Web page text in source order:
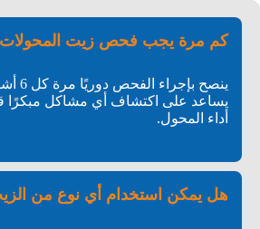
كم مرة يجب فحص زيت
ينصح
يساعد على اكتشاف أي مشاكل مبكرًا
أداء المحول.
هل يمكن استخدام أي نوع من